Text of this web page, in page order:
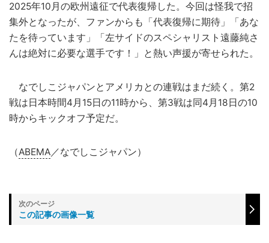
2025年10月の欧州遠征で代表復帰した。今回は怪我で招
集外となったが、ファンからも「代表復帰に期待」「あな
たを待っています」「左サイドのスペシャリスト遠藤純さ
んは絶対に必要な選手です！」と熱い声援が寄せられた。
なでしこジャパンとアメリカとの連戦はまだ続く。第2
戦は日本時間4月15日の11時から、第3戦は同4月18日の10
時からキックオフ予定だ。
（ABEMA ／なでしこジャパン）
この記事の画像一覧